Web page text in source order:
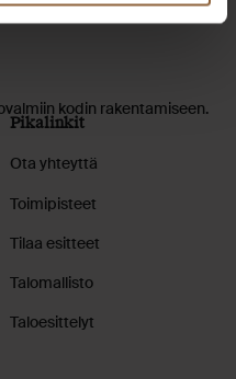
kodin rakentamiseen.
Pikalinkit
Ota yhteyttä
Toimipisteet
Tilaa esitteet
Talomallisto
Taloesittelyt